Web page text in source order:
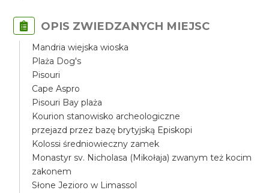
OPIS ZWIEDZANYCH MIEJSC
Mandria wiejska wioska
Plaża Dog's
Pisouri
Cape Aspro
Pisouri Bay plaża
Kourion stanowisko archeologiczne
przejazd przez bazę brytyjską Episkopi
Kolossi średniowieczny zamek
Monastyr sv. Nicholasa (Mikołaja) zwanym też kocim
zakonem
Słone Jezioro w Limassol